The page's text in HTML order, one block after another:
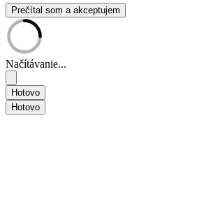
Prečítal som a akceptujem
Načítávanie...
Hotovo
Hotovo